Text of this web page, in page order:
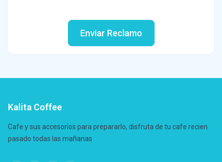
Enviar Reclamo
Kalita Coffee
Cafe y sus accesorios para prepararlo, disfruta de tu cafe recien
pasado todas las mañanas